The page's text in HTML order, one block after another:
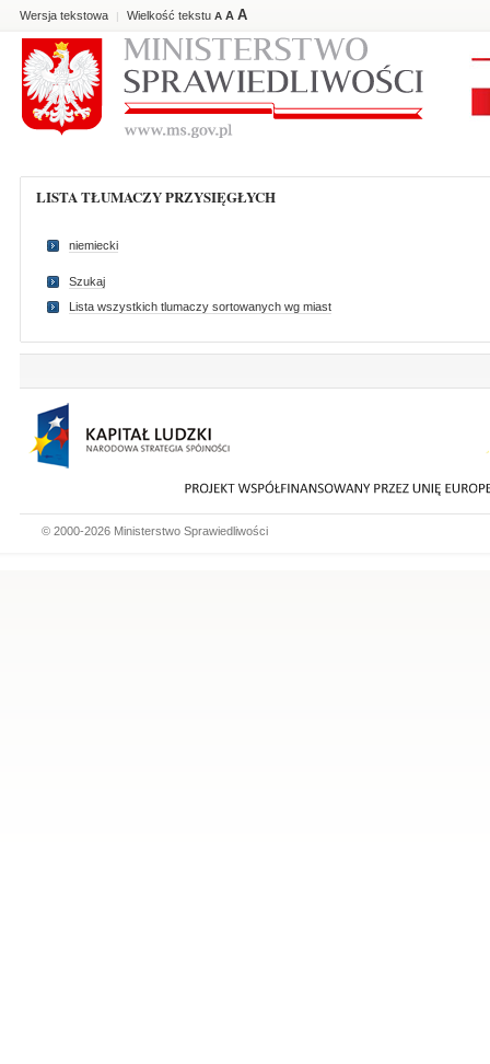
Wersja tekstowa | Wielkość tekstu A A A
LISTA TŁUMACZY PRZYSIĘGŁYCH
niemiecki
Szukaj
Lista wszystkich tlumaczy sortowanych wg miast
© 2000-2026 Ministerstwo Sprawiedliwości